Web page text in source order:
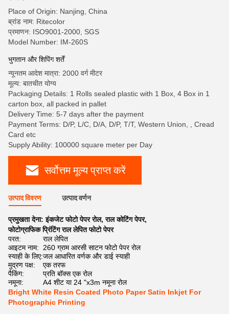
Place of Origin: Nanjing, China
ब्रांड नाम: Ritecolor
प्रमाणन: ISO9001-2000, SGS
Model Number: IM-260S
भुगतान और शिपिंग शर्तें
न्यूनतम आदेश मात्रा: 2000 वर्ग मीटर
मूल्य: बातचीत योग्य
Packaging Details: 1 Rolls sealed plastic with 1 Box, 4 Box in 1
carton box, all packed in pallet
Delivery Time: 5-7 days after the payment
Payment Terms: D/P, L/C, D/A, D/P, T/T, Western Union, , Cread
Card etc
Supply Ability: 100000 square meter per Day
सर्वोत्तम मूल्य प्राप्त करें
उत्पाद विवरण उत्पाद वर्णन
प्रमुखता देना:इंकजेट फोटो पेपर रोल,राल कोटिंग पेपर,
फोटोग्राफिक प्रिंटिंग राल लेपित फोटो पेपर
परत:
राल लेपित
आइटम नाम:
260 ग्राम आरसी साटन फोटो पेपर रोल
स्याही के लिए:जल आधारित वर्णक और डाई स्याही
मुद्रण पक्ष:
एक तरफ
पैकिंग:
प्रति बॉक्स एक रोल
नमूना:
A4 शीट या 24 "x3m नमूना रोल
Bright White Resin Coated Photo Paper Satin Inkjet For
Photographic Printing